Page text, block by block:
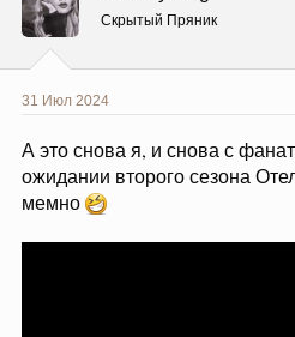
Скрытый Пряник
31 Июл 2024
А это снова я, и снова с
ожидании второго сезона
мемно